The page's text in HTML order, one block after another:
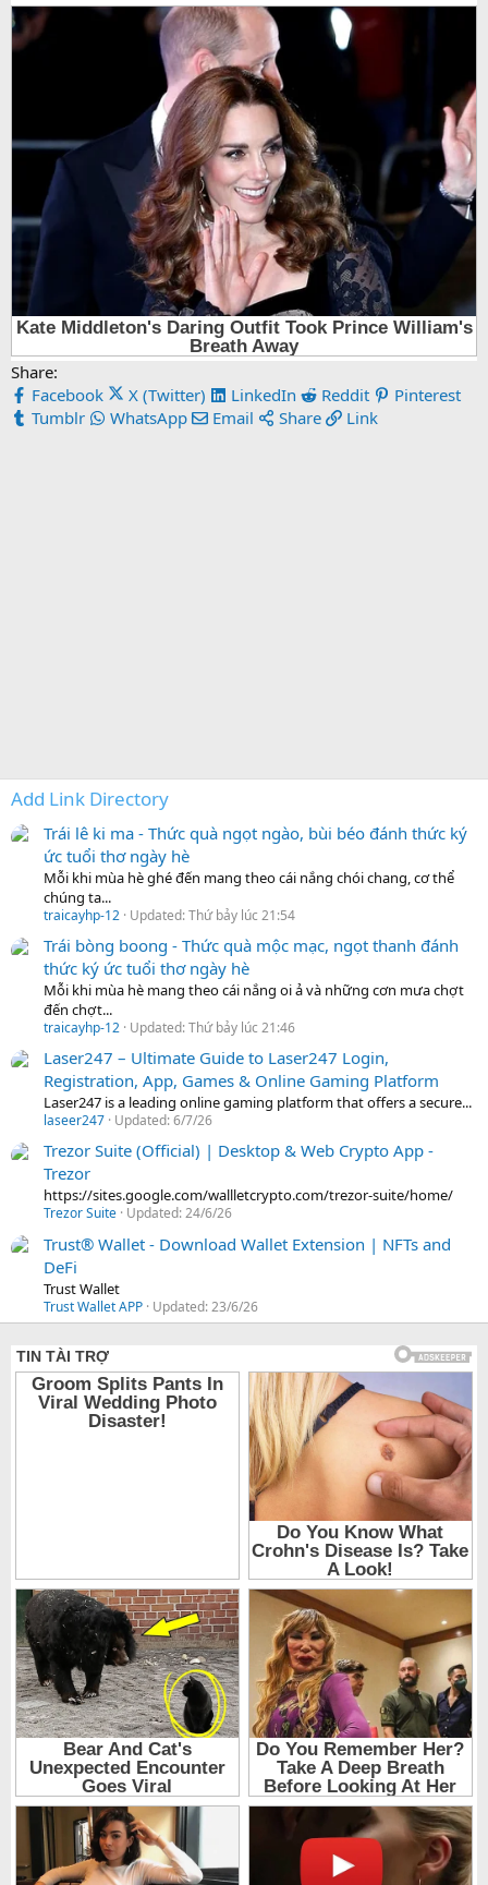
Share:
Facebook
X (Twitter) LinkedIn Reddit
Pinterest
Tumblr
WhatsApp Email Share Link
Add Link Directory
Trái lê ki ma - Thức quà ngọt ngào, bùi béo đánh thức ký
ức tuổi thơ ngày hè
Mỗi khi mùa hè ghé đến mang theo cái nắng chói chang, cơ thể
chúng ta...
traicayhp-12 Updated:Thứ bảy lúc 21:54
Trái bòng boong - Thức quà mộc mạc, ngọt thanh đánh
thức ký ức tuổi thơ ngày hè
Mỗi khi mùa hè mang theo cái nắng oi ả và những cơn mưa chợt
đến chợt...
traicayhp-12 Updated:Thứ bảy lúc 21:46
Laser247 – Ultimate Guide to Laser247 Login,
Registration, App, Games & Online Gaming Platform
Laser247 is a leading online gaming platform that offers a secure...
laseer247 Updated:6/7/26
Trezor Suite (Official) | Desktop & Web Crypto App -
Trezor
https://sites.google.com/wallletcrypto.com/trezor-suite/home/
Trezor Suite Updated:24/6/26
Trust® Wallet - Download Wallet Extension | NFTs and
DeFi
Trust Wallet
Trust Wallet APP Updated:23/6/26